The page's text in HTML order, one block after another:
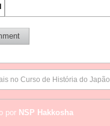
no Curso de História do Japão
por NSP Hakkosha